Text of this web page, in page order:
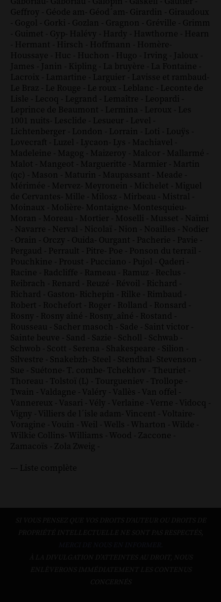
Geffroy - Géode am- Géod´am- Girardin - Giraudoux
- Gogol - Gorki - Gozlan - Gragnon - Gréville - Grimm
- Guimet - Gyp- Halévy - Hardy - Hawthorne - Hearn
- Hermant - Hirsch - Hoffmann - Homère-
Houssaye - Huc - Huchon - Hugo - Irving - Jaloux -
James - Janin - Kipling - La bruyère - La Fontaine -
Lacroix - Lamartine - Larguier - Lavisse et rambaud-
Le Braz - Le Rouge - Le roux - Leblanc - Leconte de
Lisle - Lecoq - Legrand - Lemaître - Leopardi -
Leprince de Beaumont - Lermina - Leroux - Les
1001 nuits- Lesclide - Lesueur - Level -
Lichtenberger - London - Lorrain - Loti - Louÿs -
Lovecraft - Luzel - Lycaon- Lys - Machiavel -
Madeleine - Magog - Maizeroy - Malcor - Mallarmé -
Malot - Mangeot - Margueritte - Marmier - Martin
(qc) - Mason - Maturin - Maupassant - Meade -
Mérimée - Mervez- Meyronein - Michelet - Miguel
de Cervantes- Mille - Milosz - Mirbeau - Mistral -
Moinaux - Molière- Montaigne- Montesquieu-
Moran - Moreau - Mortier - Moselli - Musset - Naïmi
- Navarre - Nerval - Nicolaï - Nion - Noailles - Nodier
- Orain - Orczy - Ouida- Ourgant - Pacherie - Pavie -
Pergaud - Perrault - Pitre- Poe - Ponson du terrail -
Pouchkine - Proust - Pucciano - Pujol - Qaderi -
Racine - Radcliffe - Rameau - Ramuz - Reclus -
Reibrach - Renard - Reuzé - Révoil - Richard -
Richard - Gaston- Richepin - Rilke - Rimbaud -
Robert - Rochefort - Roger - Rolland - Ronsard -
Rosny - Rosny aîné - Rosny_aîné - Rostand -
Rousseau - Sacher masoch - Sade - Saint victor -
Sainte beuve - Sand - Sazie - Scholl - Schwab -
Schwob - Scott - Serena - Shakespeare - Silion -
Silvestre - Snakebzh- Steel - Stendhal- Stevenson -
Sue - Suétone- T. combe- Tchekhov - Theuriet -
Thoreau - Tolstoï (L) - Tourgueniev - Trollope -
Twain - Valdagne - Valéry - Vallès - Van offel -
Vannereux - Vasari - Vély - Verlaine - Verne - Vidocq -
Vigny - Villiers de l´isle adam- Vincent - Voltaire-
Voragine - Vouin - Weil - Wells - Wharton - Wilde -
Wilkie Collins- Williams - Wood - Zaccone -
Zamacoïs - Zola Zweig -
--- Liste complète